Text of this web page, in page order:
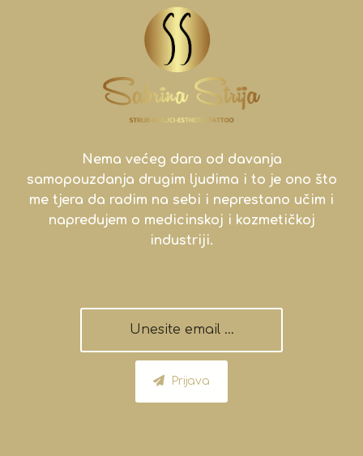
Nema većeg dara od davanja
samopouzdanja drugim ljudima i to je ono što
me tjera da radim na sebi i neprestano učim i
napredujem o medicinskoj i kozmetičkoj
industriji.
Prijava